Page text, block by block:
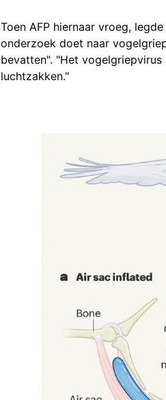
Toen AFP hiernaar vroeg, legde
onderzoek doet naar
bevatten". "Het
luchtzakken."